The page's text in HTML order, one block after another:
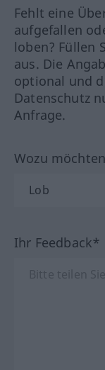
Fehlt eine
aufgefallen
loben? Füllen
aus. Die
optional und
Datenschutz
Anfrage.
Wozu
Ihr Feedback*